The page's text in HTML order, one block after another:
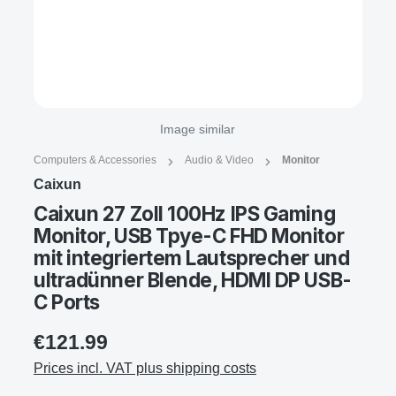
Image similar
Computers & Accessories Audio & Video Monitor
‎Caixun
Caixun 27 Zoll 100Hz IPS Gaming
Monitor, USB Tpye-C FHD Monitor
mit integriertem Lautsprecher und
ultradünner Blende, HDMI DP USB-
C Ports
€121.99
Prices incl. VAT plus shipping costs